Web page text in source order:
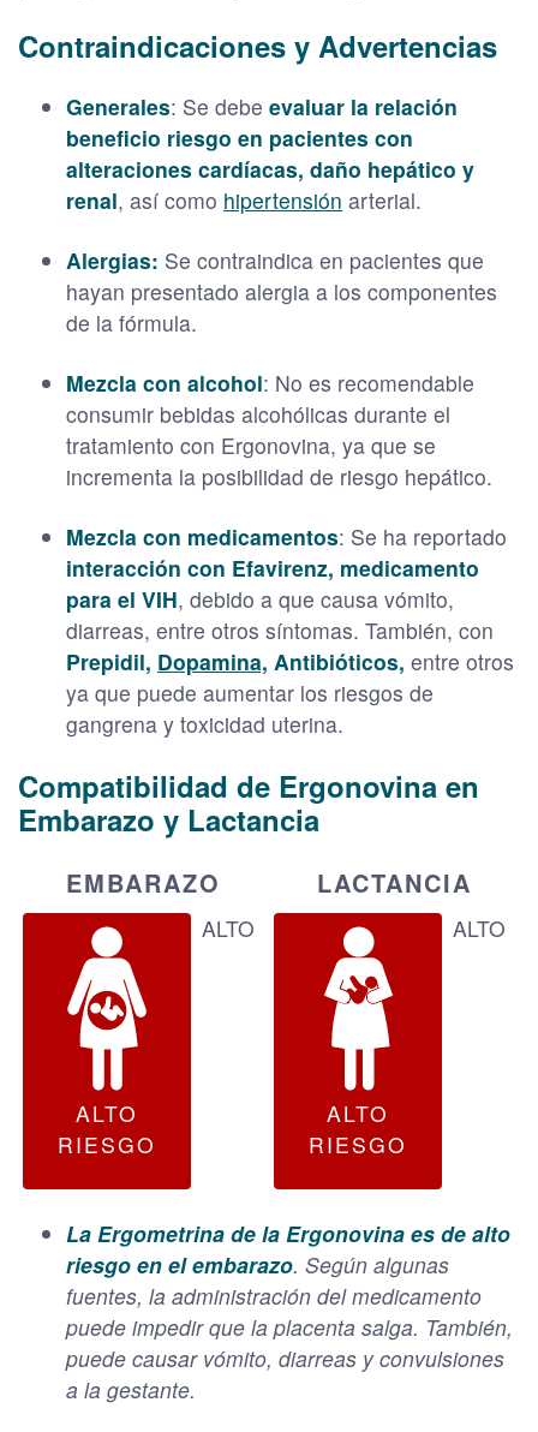
Contraindicaciones y Advertencias
Generales: Se debe evaluar la relación
beneficio riesgo en pacientes con
alteraciones cardíacas, daño hepático y
renal, así como hipertensión arterial.
Alergias: Se contraindica en pacientes que
hayan presentado alergia a los componentes
de la fórmula.
Mezcla con alcohol: No es recomendable
consumir bebidas alcohólicas durante el
tratamiento con Ergonovina, ya que se
incrementa la posibilidad de riesgo hepático.
Mezcla con medicamentos: Se ha reportado
interacción con Efavirenz, medicamento
para el VIH, debido a que causa vómito,
diarreas, entre otros síntomas. También, con
Prepidil, Dopamina, Antibióticos, entre otros
ya que puede aumentar los riesgos de
gangrena y toxicidad uterina.
Compatibilidad de Ergonovina en
Embarazo y Lactancia
EMBARAZO
ALTO
RIESGO
ALTO
LACTANCIA
ALTO
RIESGO
ALTO
La Ergometrina de la Ergonovina es de alto
riesgo en el embarazo. Según algunas
fuentes, la administración del medicamento
puede impedir que la placenta salga. También,
puede causar vómito, diarreas y convulsiones
a la gestante.